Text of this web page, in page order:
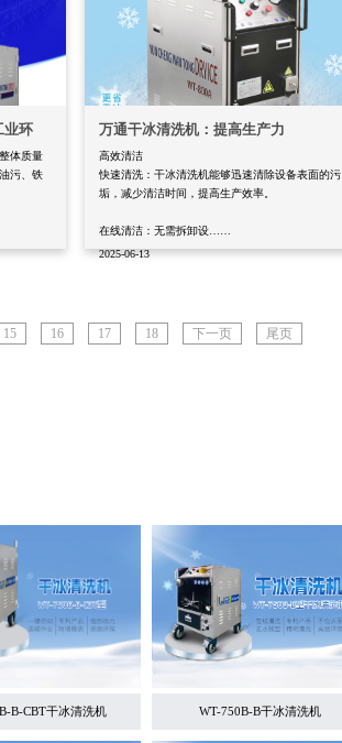
业环
体质量
污、铁
万通干冰清洗机：提高生产力
高效清洁
快速清洗：干冰清洗机能够迅速清除设备表面的污
垢，减少清洁时间，提高生产效率。
在线清洁：无需拆卸设……
2025-06-13
15 16 17 18 下一页 尾页
B-CBT干冰清洗机 WT-750B-B干冰清洗机